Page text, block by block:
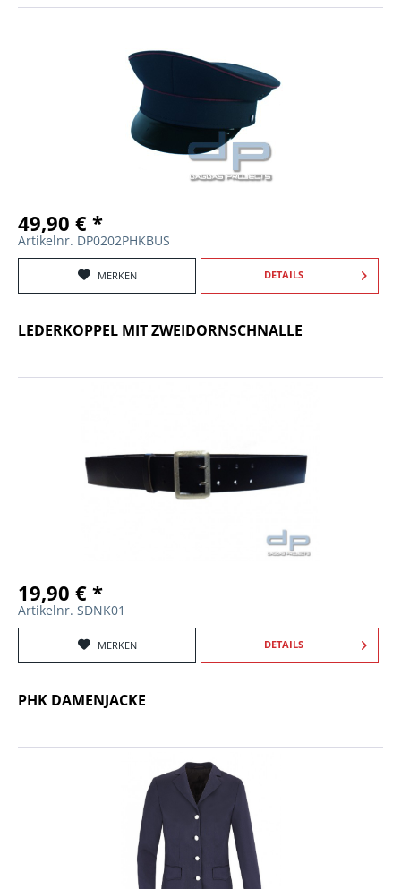
49,90 € *
Artikelnr. DP0202PHKBUS
MERKEN DETAILS
LEDERKOPPEL MIT ZWEIDORNSCHNALLE
19,90 € *
Artikelnr. SDNK01
MERKEN DETAILS
PHK DAMENJACKE